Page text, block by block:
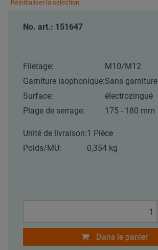
Réinitialiser la sélection
No. art.: 151647
Filetage:
M10/M12
Garniture isophonique:Sans garniture
Surface:
électrozingué
Plage de serrage:
175 - 180 mm
Unité de livraison:1 Pièce
Poids/MU:
0,354 kg
Dans le panier